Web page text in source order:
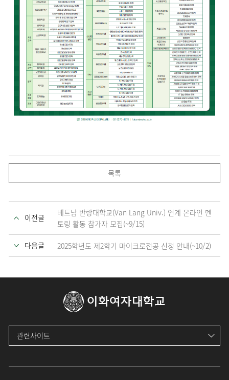
목록
이전글
베트남 반랑대학교(Van Lang Univ.) 연계 온라인 멘
토링 활동 참가자 모집(~9/15)
다음글 2025학년도 제2학기 마이크로전공 신청 안내(~10/2)
이화여자대학교
관련사이트